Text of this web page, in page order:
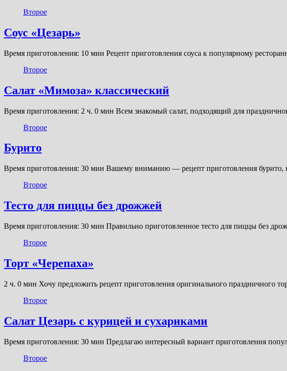
Второе
Соус «Цезарь»
Время приготовления: 10 мин Рецепт приготовления соуса к популярному
Второе
Салат «Мимоза» классический
Время приготовления: 2 ч. 0 мин Всем знакомый салат, подходящий для
Второе
Бурито
Время приготовления: 30 мин Вашему вниманию — рецепт приготовления бурито,
Второе
Тесто для пиццы без дрожжей
Время приготовления: 30 мин Правильно приготовленное тесто для пиццы без
Второе
Торт «Черепаха»
2 ч. 0 мин Хочу предложить рецепт приготовления оригинального праздничного
Второе
Салат Цезарь с курицей и сухариками
Время приготовления: 30 мин Предлагаю интересный вариант приготовления
Второе